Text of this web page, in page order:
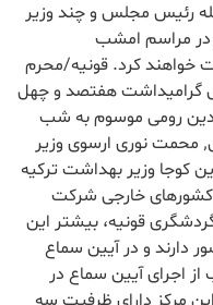
رئیس مجلس و چند وزیر
در مراسم امشب
کرد. قونیه/محرم
گرامیداشت هفتصد و چهل
رومی موسوم به شب
عروس٬ مصطفی شنتوپ رییس مجلس٬‌ محمت نوری ارسوی وزیر
کوجا وزیر بهداشت ترکیه
و نماینده کشورهای خارجی شرکت
قونیه، بیشتر این
دارند و در آیین سماع
اجرای آيین سماع در